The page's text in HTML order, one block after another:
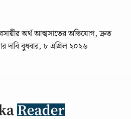
অর্থ আত্মসাতের অভিযোগ, দ্রুত
দাবিবুধবার, ৮ এপ্রিল ২০২৬